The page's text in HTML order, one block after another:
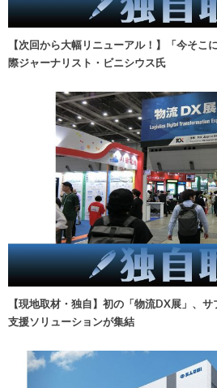
【次回から大幅リニューアル！】「今そ
際ジャーナリスト・ビニシウス氏
【現地取材・独自】初の「物流DX展」、
支援ソリューションが集結